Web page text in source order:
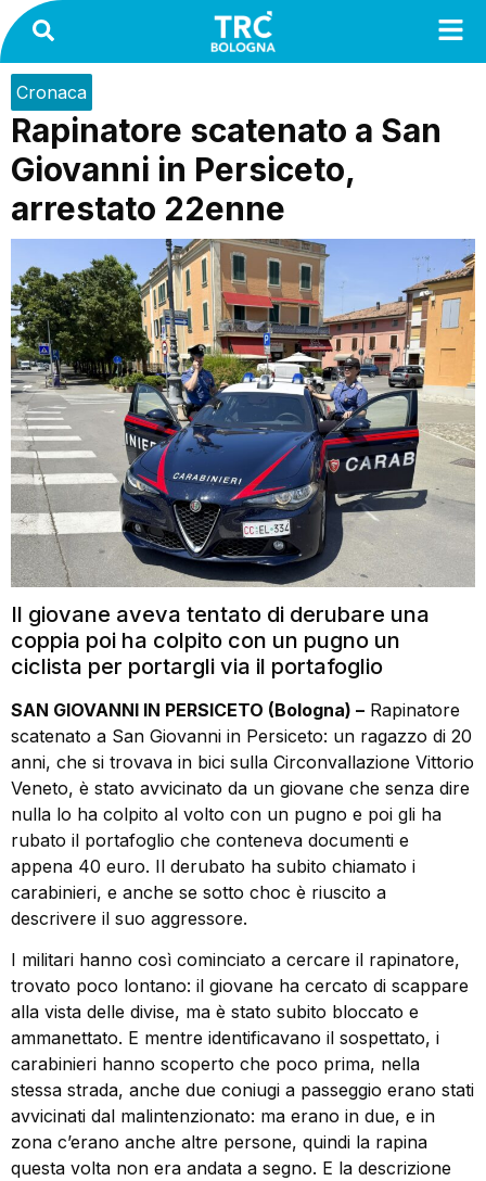
Cronaca
Rapinatore scatenato a San
Giovanni in Persiceto,
arrestato 22enne
Il giovane aveva tentato di derubare una
coppia poi ha colpito con un pugno un
ciclista per portargli via il portafoglio
SAN GIOVANNI IN PERSICETO (Bologna) – Rapinatore
scatenato a San Giovanni in Persiceto: un ragazzo di 20
anni, che si trovava in bici sulla Circonvallazione Vittorio
Veneto, è stato avvicinato da un giovane che senza dire
nulla lo ha colpito al volto con un pugno e poi gli ha
rubato il portafoglio che conteneva documenti e
appena 40 euro. Il derubato ha subito chiamato i
carabinieri, e anche se sotto choc è riuscito a
descrivere il suo aggressore.
I militari hanno così cominciato a cercare il rapinatore,
trovato poco lontano: il giovane ha cercato di scappare
alla vista delle divise, ma è stato subito bloccato e
ammanettato. E mentre identificavano il sospettato, i
carabinieri hanno scoperto che poco prima, nella
stessa strada, anche due coniugi a passeggio erano stati
avvicinati dal malintenzionato: ma erano in due, e in
zona c’erano anche altre persone, quindi la rapina
questa volta non era andata a segno. E la descrizione